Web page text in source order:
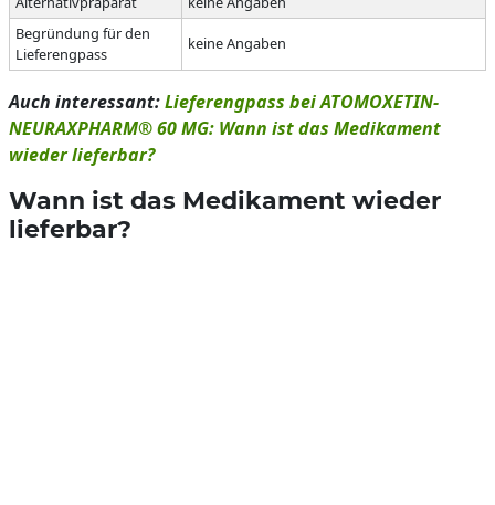
Begründung für den
Lieferengpass
keine Angaben
Auch interessant:Lieferengpass bei ATOMOXETIN-
NEURAXPHARM® 60 MG: Wann ist das Medikament
wieder lieferbar?
Wann ist das Medikament wieder
lieferbar?